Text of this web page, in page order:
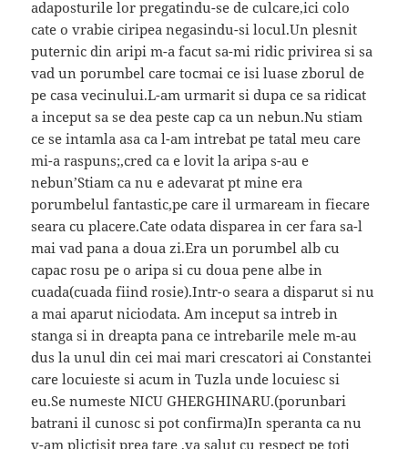
adaposturile lor pregatindu-se de culcare,ici colo
cate o vrabie ciripea negasindu-si locul.Un plesnit
puternic din aripi m-a facut sa-mi ridic privirea si sa
vad un porumbel care tocmai ce isi luase zborul de
pe casa vecinului.L-am urmarit si dupa ce sa ridicat
a inceput sa se dea peste cap ca un nebun.Nu stiam
ce se intamla asa ca l-am intrebat pe tatal meu care
mi-a raspuns;,cred ca e lovit la aripa s-au e
nebun’Stiam ca nu e adevarat pt mine era
porumbelul fantastic,pe care il urmaream in fiecare
seara cu placere.Cate odata disparea in cer fara sa-l
mai vad pana a doua zi.Era un porumbel alb cu
capac rosu pe o aripa si cu doua pene albe in
cuada(cuada fiind rosie).Intr-o seara a disparut si nu
a mai aparut niciodata. Am inceput sa intreb in
stanga si in dreapta pana ce intrebarile mele m-au
dus la unul din cei mai mari crescatori ai Constantei
care locuieste si acum in Tuzla unde locuiesc si
eu.Se numeste NICU GHERGHINARU.(porunbari
batrani il cunosc si pot confirma)In speranta ca nu
v-am plictisit prea tare ,va salut cu respect pe toti